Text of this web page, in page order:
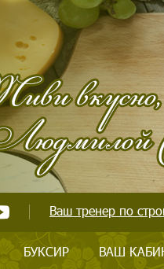
Ваш тренер по
БУКСИР ВАШ